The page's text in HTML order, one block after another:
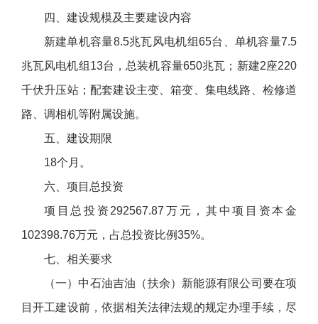
四、建设规模及主要建设内容
新建单机容量8.5兆瓦风电机组65台、单机容量7.5
兆瓦风电机组13台，总装机容量650兆瓦；新建2座220
千伏升压站；配套建设主变、箱变、集电线路、检修道
路、调相机等附属设施。
五、建设期限
18个月。
六、项目总投资
项目总投资292567.87万元，其中项目资本金
102398.76万元，占总投资比例35%。
七、相关要求
（一）中石油吉油（扶余）新能源有限公司要在项
目开工建设前，依据相关法律法规的规定办理手续，尽